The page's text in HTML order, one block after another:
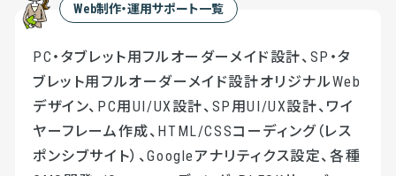
Web制作・運用サポート一覧
PC・タブレット用フルオーダーメイド設計、SP・タ
ブレット用フルオーダーメイド設計オリジナルWeb
デザイン、PC用UI/UX設計、SP用UI/UX設計、ワイ
ヤーフレーム作成、HTML/CSSコーディング（レス
ポンシブサイト）、Googleアナリティクス設定、各種